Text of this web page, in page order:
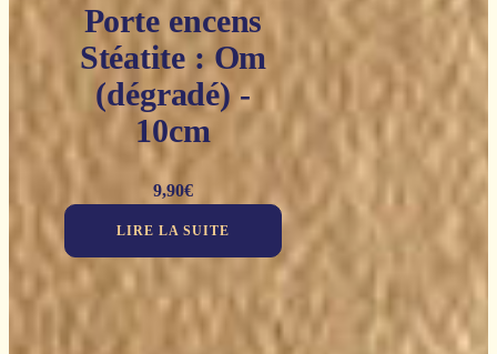
Porte encens
Stéatite : Om
(dégradé) -
10cm
9,90€
LIRE LA SUITE